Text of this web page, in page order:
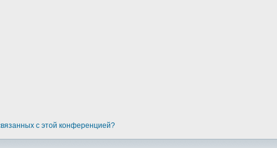
с этой конференцией?